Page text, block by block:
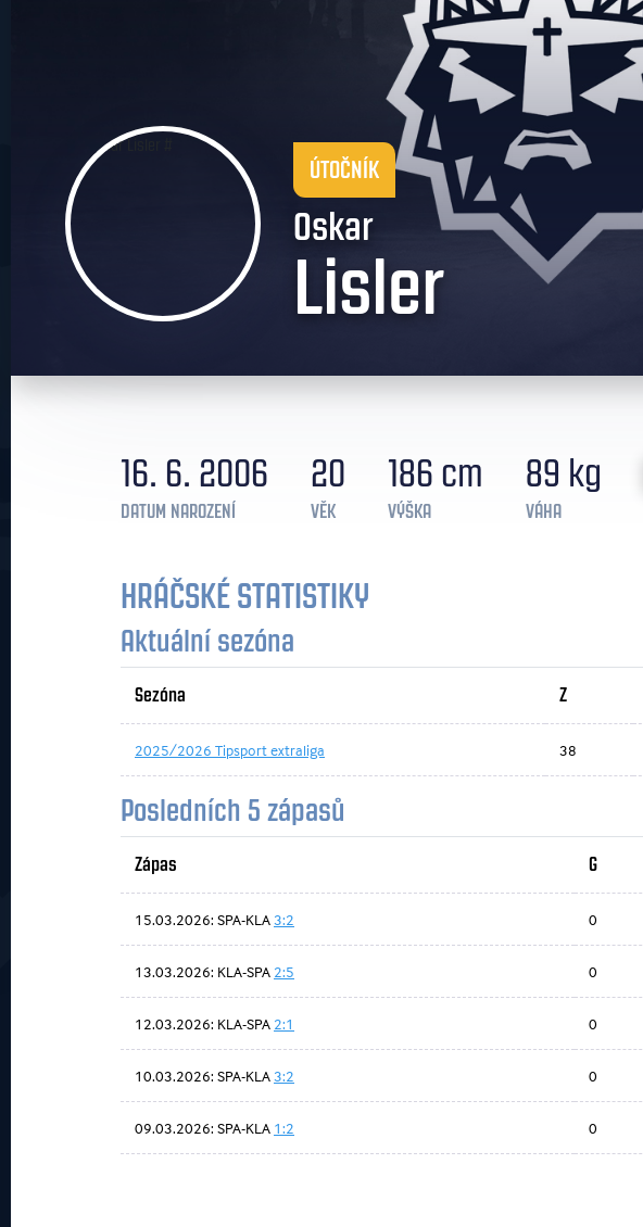
ÚTOČNÍK
Oskar
Lisler
16. 6. 2006
DATUM NAROZENÍ
20
VĚK
186 cm
VÝŠKA
89 kg
VÁHA
HRÁČSKÉ STATISTIKY
Aktuální sezóna
Sezóna Z
2025/2026 Tipsport extraliga 38
Posledních 5 zápasů
Zápas G
15.03.2026: SPA-KLA3:2 0
13.03.2026: KLA-SPA 2:5 0
12.03.2026: KLA-SPA 2:1 0
10.03.2026: SPA-KLA3:2 0
09.03.2026: SPA-KLA 1:2 0